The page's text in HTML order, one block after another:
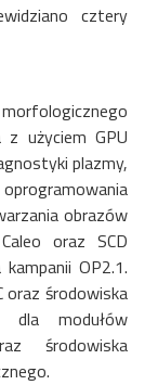
cztery
użyciem GPU
plazmy,
obrazów
oraz SCD
OP2.1.
oraz środowiska
dla modułów
środowiska